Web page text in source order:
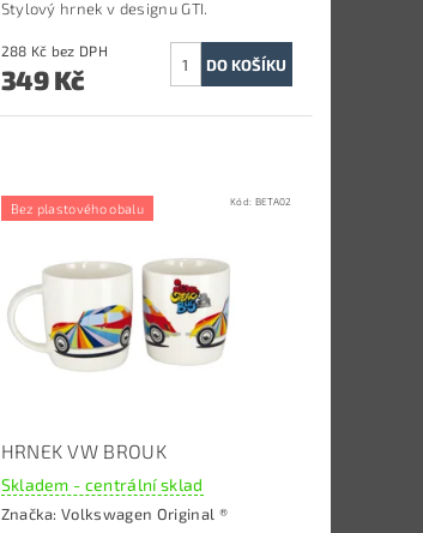
Stylový hrnek v designu GTI.
288 Kč bez DPH
349 Kč
Bez plastového obalu Kód: BETA02
HRNEK VW BROUK
Skladem - centrální sklad
Značka:Volkswagen Original ®